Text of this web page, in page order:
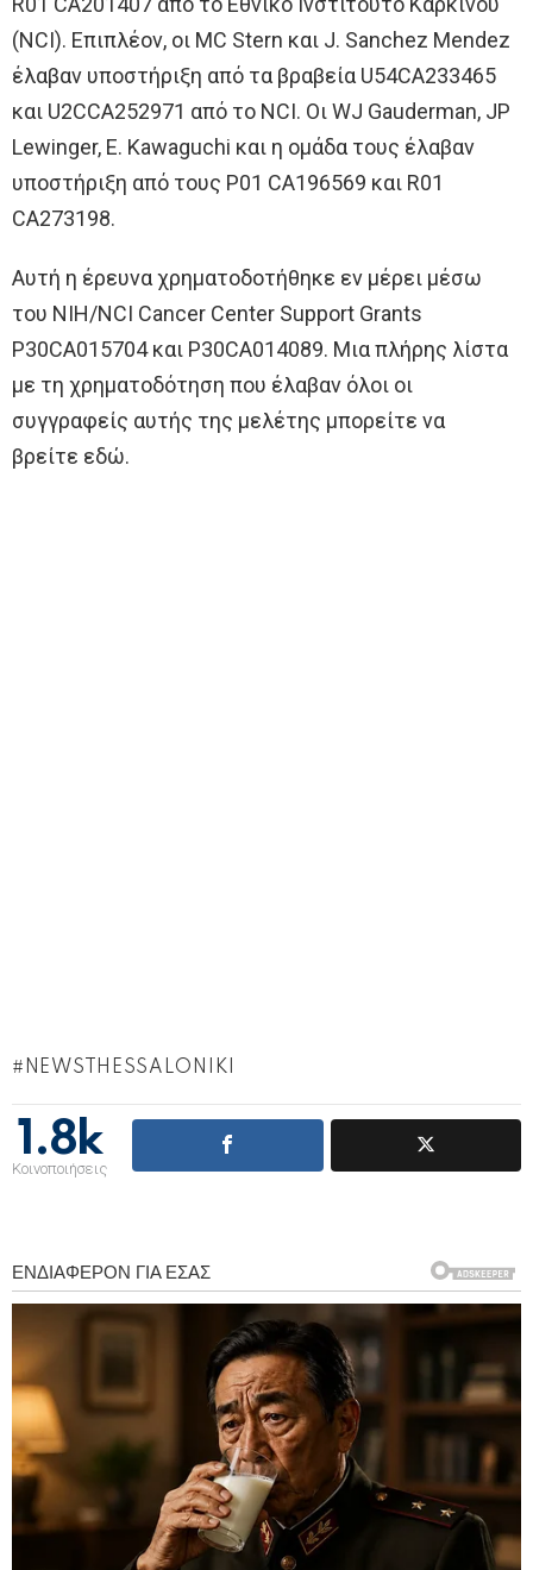
(NCI). Επιπλέον, οι MC Stern και J. Sanchez Mendez
έλαβαν υποστήριξη από τα βραβεία U54CA233465
και U2CCA252971 από το NCI. Οι WJ Gauderman, JP
Lewinger, E. Kawaguchi και η ομάδα τους έλαβαν
υποστήριξη από τους P01 CA196569 και R01
CA273198.
Αυτή η έρευνα χρηματοδοτήθηκε εν μέρει μέσω
του NIH/NCI Cancer Center Support Grants
P30CA015704 και P30CA014089. Μια πλήρης λίστα
με τη χρηματοδότηση που έλαβαν όλοι οι
συγγραφείς αυτής της μελέτης μπορείτε να
βρείτε εδώ.
NEWSTHESSALONIKI
1.8k
Κοινοποιήσεις